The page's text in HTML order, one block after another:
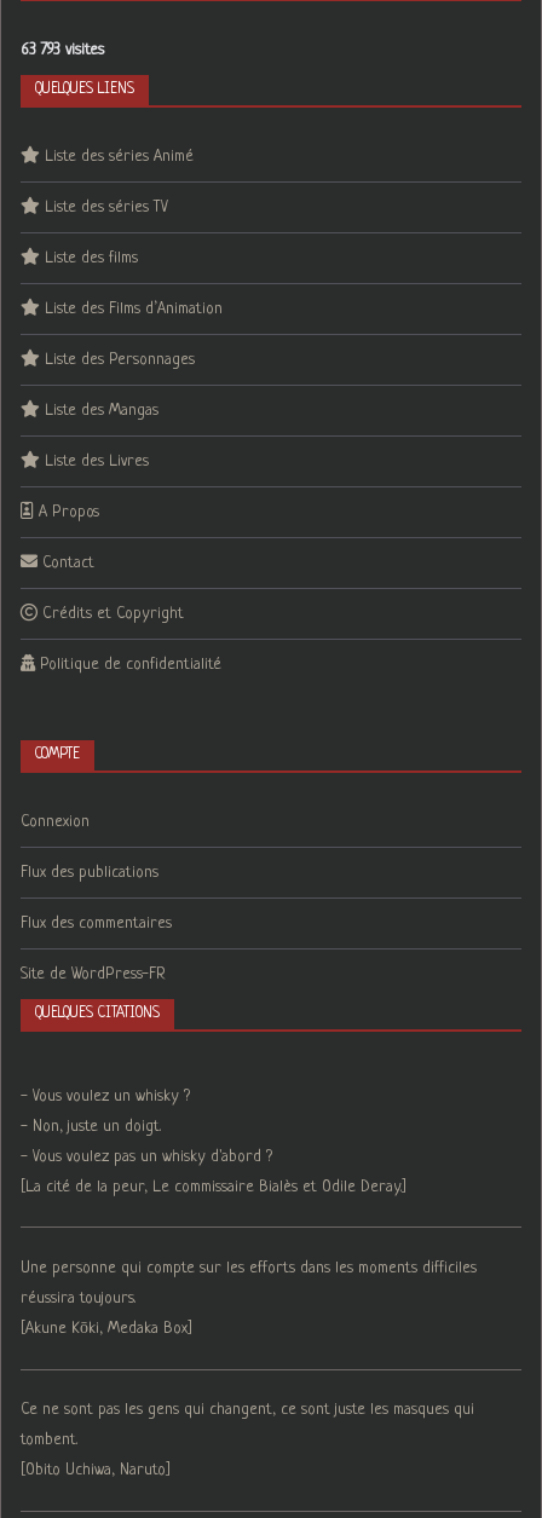
63 793 visites
QUELQUES LIENS
Liste des séries Animé
Liste des séries TV
Liste des films
Liste des Films d’Animation
Liste des Personnages
Liste des Mangas
Liste des Livres
A Propos
Contact
Crédits et Copyright
Politique de confidentialité
COMPTE
Connexion
Flux des publications
Flux des commentaires
Site de WordPress-FR
QUELQUES CITATIONS
- Vous voulez un whisky ?
- Non, juste un doigt.
- Vous voulez pas un whisky d'abord ?
[La cité de la peur, Le commissaire Bialès et Odile Deray.]
Une personne qui compte sur les efforts dans les moments difficiles
réussira toujours.
[Akune Kōki, Medaka Box]
Ce ne sont pas les gens qui changent, ce sont juste les masques qui
tombent.
[Obito Uchiwa, Naruto]